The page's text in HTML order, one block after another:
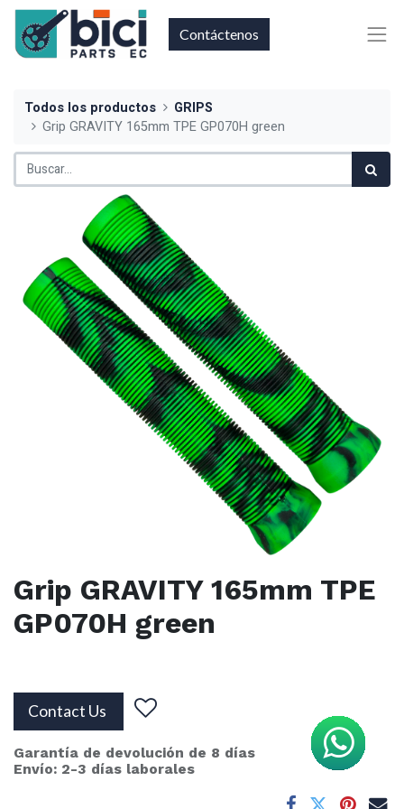
Contáctenos
Todos los productos
GRIPS
Grip GRAVITY 165mm TPE GP070H green
Grip GRAVITY 165mm TPE
GP070H green
Contact Us
Garantía de devolución de 8 días
Envío: 2-3 días laborales